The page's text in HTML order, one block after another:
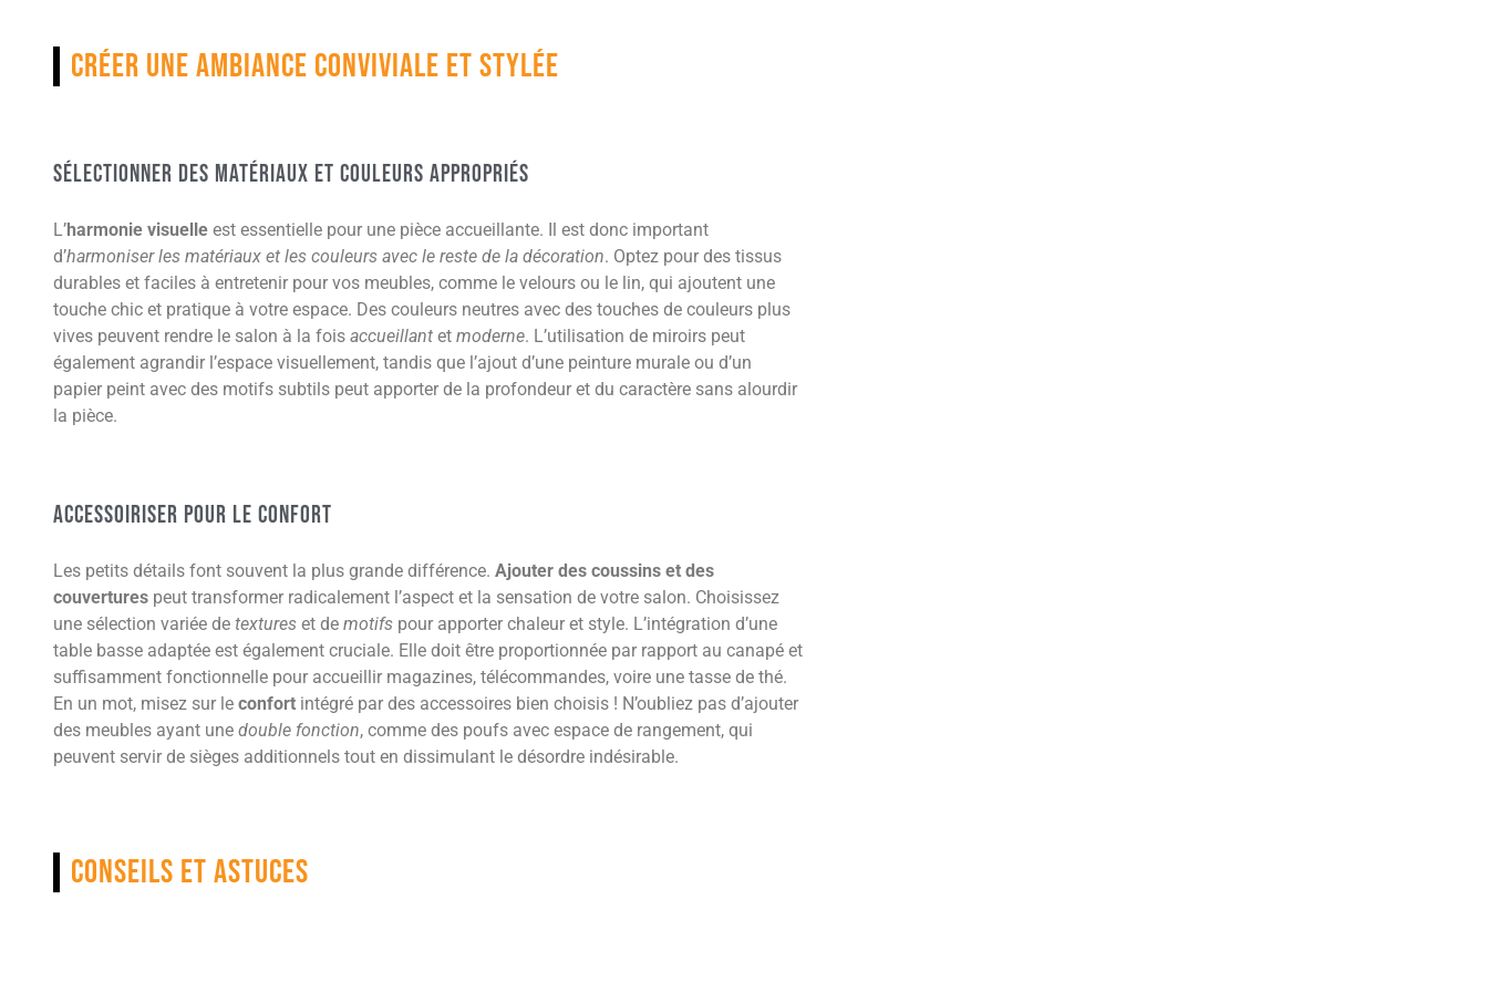
Créer une ambiance conviviale et stylée
Sélectionner des matériaux et couleurs appropriés
L’harmonie visuelle est essentielle pour une pièce accueillante. Il est donc important
d’harmoniser les matériaux et les couleurs avec le reste de la décoration. Optez pour des tissus
durables et faciles à entretenir pour vos meubles, comme le velours ou le lin, qui ajoutent une
touche chic et pratique à votre espace. Des couleurs neutres avec des touches de couleurs plus
vives peuvent rendre le salon à la fois accueillant et moderne. L’utilisation de miroirs peut
également agrandir l’espace visuellement, tandis que l’ajout d’une peinture murale ou d’un
papier peint avec des motifs subtils peut apporter de la profondeur et du caractère sans alourdir
la pièce.
Accessoiriser pour le confort
Les petits détails font souvent la plus grande différence. Ajouter des coussins et des
couvertures peut transformer radicalement l’aspect et la sensation de votre salon. Choisissez
une sélection variée de textures et de motifs pour apporter chaleur et style. L’intégration d’une
table basse adaptée est également cruciale. Elle doit être proportionnée par rapport au canapé et
suffisamment fonctionnelle pour accueillir magazines, télécommandes, voire une tasse de thé.
En un mot, misez sur le confort intégré par des accessoires bien choisis ! N’oubliez pas d’ajouter
des meubles ayant une double fonction, comme des poufs avec espace de rangement, qui
peuvent servir de sièges additionnels tout en dissimulant le désordre indésirable.
Conseils et astuces